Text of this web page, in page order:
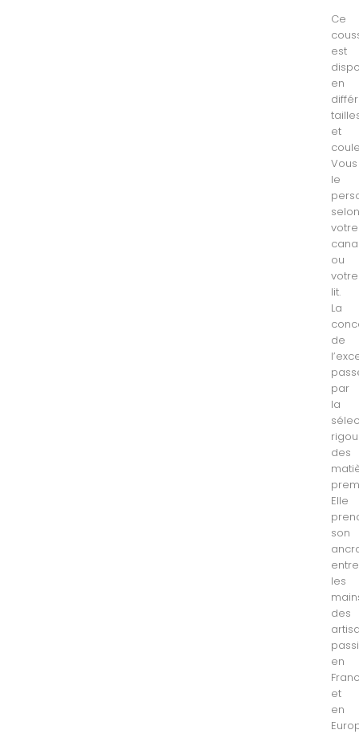
Ce
est
en
et
Vous
le
votre
ou
votre
lit.
La
de
par
la
des
Elle
son
entre
les
des
en
et
en